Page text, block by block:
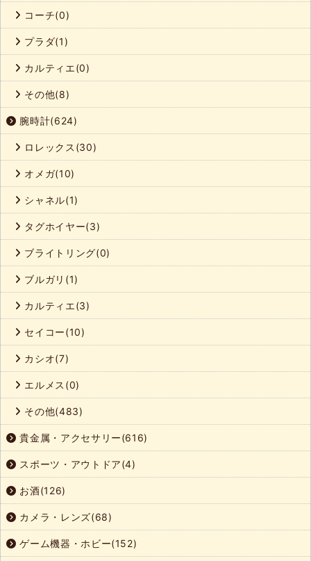
コーチ(0)
プラダ(1)
カルティエ(0)
その他(8)
腕時計(624)
ロレックス(30)
オメガ(10)
シャネル(1)
タグホイヤー(3)
ブライトリング(0)
ブルガリ(1)
カルティエ(3)
セイコー(10)
カシオ(7)
エルメス(0)
その他(483)
貴金属・アクセサリー(616)
スポーツ・アウトドア(4)
お酒(126)
カメラ・レンズ(68)
ゲーム機器・ホビー(152)